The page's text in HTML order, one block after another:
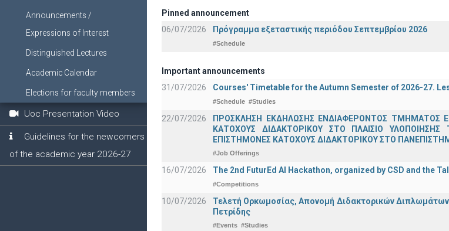
Announcements /
Expressions of Interest
Distinguished Lectures
Academic Calendar
Elections for faculty members
Uoc Presentation Video
Guidelines for the newcomers
of the academic year 2026-27
Pinned announcement
06/07/2026
Πρόγραμμα εξεταστικής περιόδου Σεπτεμβρίου 2026
#Schedule
Important announcements
31/07/2026
Courses' Timetable for the Autumn Semester of 2026-27.
#Schedule #Studies
22/07/2026
ΠΡΟΣΚΛΗΣΗ ΕΚΔΗΛΩΣΗΣ ΕΝΔΙΑΦΕΡΟΝΤΟΣ ΤΜΗΜΑΤΟΣ
ΚΑΤΟΧΟΥΣ ΔΙΔΑΚΤΟΡΙΚΟΥ ΣΤΟ ΠΛΑΙΣΙΟ
ΕΠΙΣΤΗΜΟΝΕΣ ΚΑΤΟΧΟΥΣ ΔΙΔΑΚΤΟΡΙΚΟΥ ΣΤΟ
#Job Offerings
16/07/2026 The 2nd FuturEd AI Hackathon, organized by CSD and the
#Competitions
10/07/2026
Τελετή Ορκωμοσίας, Απονομή Διδακτορικών
Πετρίδης
#Events #Studies